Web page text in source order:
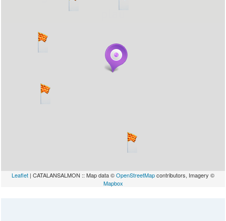
plau
Leaflet | CATALANSALMON :: Map data ©OpenStreetMapcontributors, Imagery ©
Mapbox